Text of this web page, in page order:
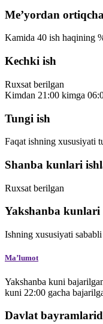
Meʼyordan
Kamida 40 ish haqining
Kechki ish
Ruxsat berilgan
Kimdan 21:00 kimga
Tungi ish
Faqat ishning xususiyati
Shanba kunlari
Ruxsat berilgan
Yakshanba kunlari
Ishning xususiyati
Maʼlumot
Yakshanba kuni
kuni 22:00 gacha
Davlat